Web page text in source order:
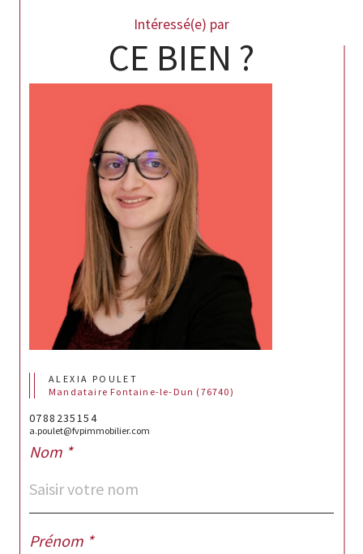
Intéressé(e) par
CE BIEN ?
ALEXIA POULET
Mandataire Fontaine-le-Dun (76740)
0788235154
a.poulet@fvpimmobilier.com
Nom *
Prénom *